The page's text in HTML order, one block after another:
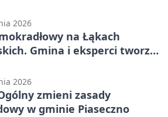
2026
na Łąkach
Gmina i eksperci tworzą
2026
zmieni zasady
w gminie Piaseczno